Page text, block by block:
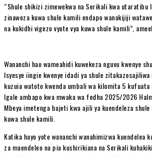
“Shule shikizi zimewekwa na Serikali kwa utaratibu
zinaweza kuwa shule kamili endapo wanakijiji
na kukidhi vigezo vyote vya kuwa shule kamili”,
Wananchi hao wameahidi kuwekeza nguvu kwenye
Isyesye iingie kwenye idadi ya shule
kuzuia watoto kwenda umbali wa kilomita 5 kufuata
Igale ambapo kwa mwaka wa fedha 2025/2026
Mbeya imetenga bajeti kwa ajili ya kuendeleza
kuwa shule kamili.
Katika hayo yote wananchi wanahimizwa kuendelea
za maendeleo na pia kushirikiana na Serikali